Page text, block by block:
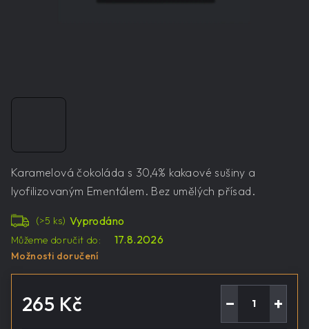
Karamelová čokoláda s 30,4% kakaové sušiny a
lyofilizovaným Ementálem. Bez umělých přísad.
Vyprodáno
(>5 ks)
Můžeme doručit do:
17.8.2026
Možnosti doručení
265 Kč +
−